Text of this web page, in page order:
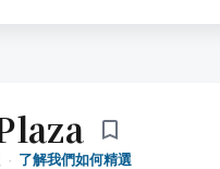
· 了解我們如何精選